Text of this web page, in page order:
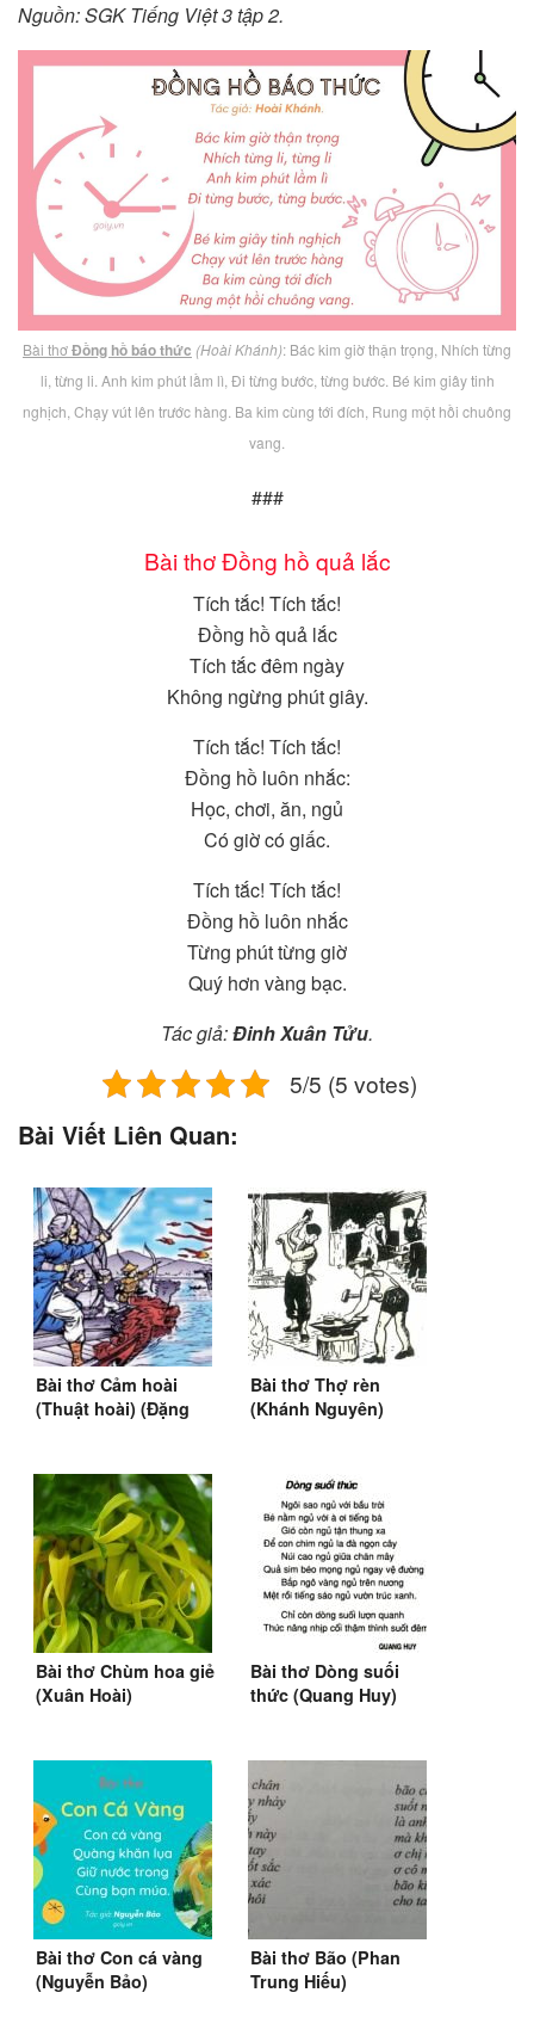
Nguồn: SGK Tiếng Việt 3 tập 2.
Bài thơĐồng hồ báo thức (Hoài Khánh): Bác kim giờ thận trọng, Nhích từng
li, từng li. Anh kim phút lầm lì, Đi từng bước, từng bước. Bé kim giây tinh
nghịch, Chạy vút lên trước hàng. Ba kim cùng tới đích, Rung một hồi chuông
vang.
###
Bài thơ Đồng hồ quả lắc
Tích tắc! Tích tắc!
Đồng hồ quả lắc
Tích tắc đêm ngày
Không ngừng phút giây.
Tích tắc! Tích tắc!
Đồng hồ luôn nhắc:
Học, chơi, ăn, ngủ
Có giờ có giấc.
Tích tắc! Tích tắc!
Đồng hồ luôn nhắc
Từng phút từng giờ
Quý hơn vàng bạc.
Tác giả:Đinh Xuân Tửu.
5/5 (5 votes)
Bài Viết Liên Quan:
Bài thơ Cảm hoài
(Thuật hoài) (Đặng
Bài thơ Thợ rèn
(Khánh Nguyên)
Bài thơ Chùm hoa giẻ
(Xuân Hoài)
Bài thơ Dòng suối
thức (Quang Huy)
Bài thơ Con cá vàng
(Nguyễn Bảo)
Bài thơ Bão (Phan
Trung Hiếu)